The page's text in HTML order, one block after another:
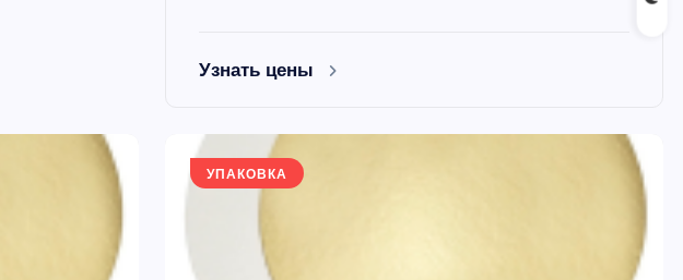
Узнать цены
УПАКОВКА